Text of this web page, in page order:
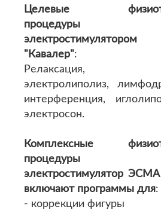
Целевые
процедуры
"Кавалер":
Релаксация,
электролиполиз,
интерференция,
электросон.
Комплексные
процедуры
электростимулятор
включают программы для:
- коррекции фигуры